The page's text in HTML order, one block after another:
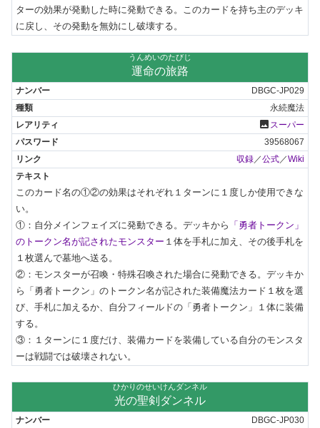
ターの効果が発動した時に発動できる。このカードを持ち主のデッキ
に戻し、その発動を無効にし破壊する。
うんめいのたびじ
運命の旅路
DBGC-JP029
永続魔法
photo スーパー
39568067
収録 ／公式 ／Wiki
このカード名の①②の効果はそれぞれ１ターンに１度しか使用できな
い。
①：自分メインフェイズに発動できる。デッキから 「勇者トークン」
のトークン名が記されたモンスター １体を手札に加え、その後手札を
１枚選んで墓地へ送る。
②：モンスターが召喚・特殊召喚された場合に発動できる。デッキか
ら「勇者トークン」のトークン名が記された装備魔法カード１枚を選
び、手札に加えるか、自分フィールドの「勇者トークン」１体に装備
する。
③：１ターンに１度だけ、装備カードを装備している自分のモンスタ
ーは戦闘では破壊されない。
ひかりのせいけんダンネル
光の聖剣ダンネル
DBGC-JP030